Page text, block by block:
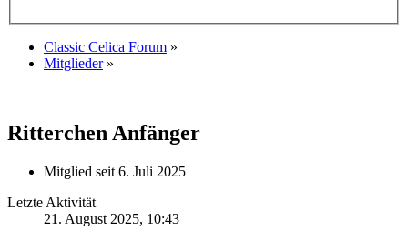
Classic Celica Forum »
Mitglieder »
Ritterchen Anfänger
Mitglied seit 6. Juli 2025
Letzte Aktivität
21. August 2025, 10:43